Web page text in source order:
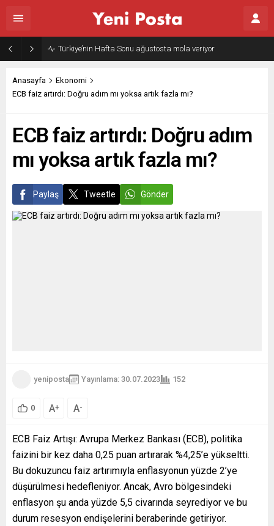
Türkiye’nin Hafta Sonu ağustosta mola veriyor
Anasayfa
Ekonomi
ECB faiz artırdı: Doğru adım mı yoksa artık fazla mı?
ECB faiz artırdı: Doğru adım
mı yoksa artık fazla mı?
Paylaş Tweetle Gönder
yeniposta Yayınlama: 30.07.2023 152
0 A+ A-
ECB Faiz Artışı: Avrupa Merkez Bankası (ECB), politika
faizini bir kez daha 0,25 puan artırarak %4,25’e yükseltti.
Bu dokuzuncu faiz artırımıyla enflasyonun yüzde 2’ye
düşürülmesi hedefleniyor. Ancak, Avro bölgesindeki
enflasyon şu anda yüzde 5,5 civarında seyrediyor ve bu
durum resesyon endişelerini beraberinde getiriyor.